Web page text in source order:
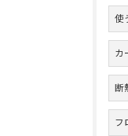
使
カ
断
フ